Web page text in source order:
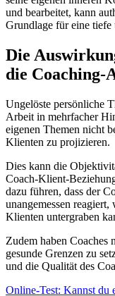
und bearbeitet, kann
Grundlage für eine
Die
die Coaching-
Ungelöste persönliche
Arbeit in mehrfacher
eigenen Themen nicht
Klienten zu projizieren.
Dies kann die
Coach-Klient-
dazu führen, dass der
unangemessen
Klienten untergraben
Zudem haben Coaches
gesunde Grenzen zu
und die Qualität des
Online-Test: Kannst du